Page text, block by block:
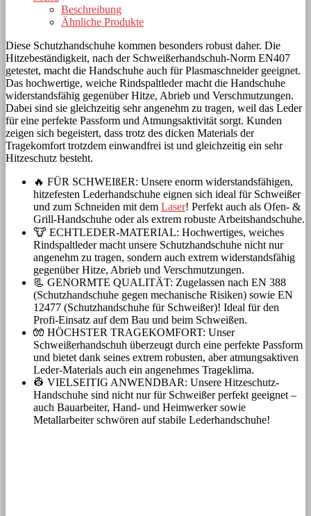
Beschreibung
Ähnliche Produkte
Diese Schutzhandschuhe kommen besonders robust daher. Die
Hitzebeständigkeit, nach der Schweißerhandschuh-Norm EN407
getestet, macht die Handschuhe auch für Plasmaschneider geeignet.
Das hochwertige, weiche Rindspaltleder macht die Handschuhe
widerstandsfähig gegenüber Hitze, Abrieb und Verschmutzungen.
Dabei sind sie gleichzeitig sehr angenehm zu tragen, weil das Leder
für eine perfekte Passform und Atmungsaktivität sorgt. Kunden
zeigen sich begeistert, dass trotz des dicken Materials der
Tragekomfort trotzdem einwandfrei ist und gleichzeitig ein sehr
Hitzeschutz besteht.
🔥 FÜR SCHWEIßER: Unsere enorm widerstandsfähigen,
hitzefesten Lederhandschuhe eignen sich ideal für Schweißer
und zum Schneiden mit dem Laser! Perfekt auch als Ofen- &
Grill-Handschuhe oder als extrem robuste Arbeitshandschuhe.
🐮 ECHTLEDER-MATERIAL: Hochwertiges, weiches
Rindspaltleder macht unsere Schutzhandschuhe nicht nur
angenehm zu tragen, sondern auch extrem widerstandsfähig
gegenüber Hitze, Abrieb und Verschmutzungen.
📃 GENORMTE QUALITÄT: Zugelassen nach EN 388
(Schutzhandschuhe gegen mechanische Risiken) sowie EN
12477 (Schutzhandschuhe für Schweißer)! Ideal für den
Profi-Einsatz auf dem Bau und beim Schweißen.
🧤 HÖCHSTER TRAGEKOMFORT: Unser
Schweißerhandschuh überzeugt durch eine perfekte Passform
und bietet dank seines extrem robusten, aber atmungsaktiven
Leder-Materials auch ein angenehmes Trageklima.
👷 VIELSEITIG ANWENDBAR: Unsere Hitzeschutz-
Handschuhe sind nicht nur für Schweißer perfekt geeignet –
auch Bauarbeiter, Hand- und Heimwerker sowie
Metallarbeiter schwören auf stabile Lederhandschuhe!